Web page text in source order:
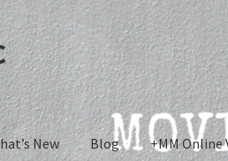
New Blog +MM